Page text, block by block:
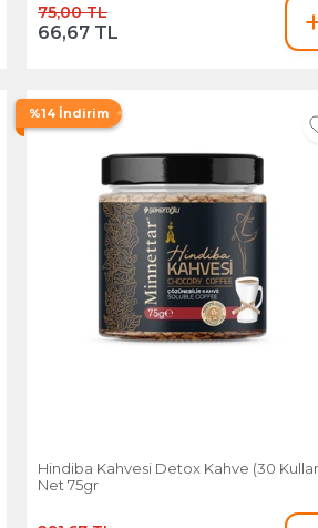
75,00 TL
66,67 TL
%14 İndirim
Hindiba Kahvesi Detox Kahve (30
Net 75gr